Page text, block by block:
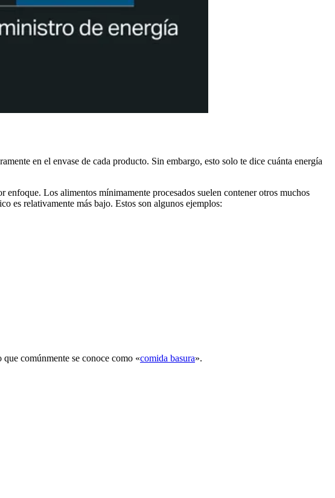
en el envase de cada producto. Sin embargo, esto solo te dice cuánta energía
Los alimentos mínimamente procesados suelen contener otros muchos
es relativamente más bajo. Estos son algunos ejemplos:
comúnmente se conoce como «comida basura».